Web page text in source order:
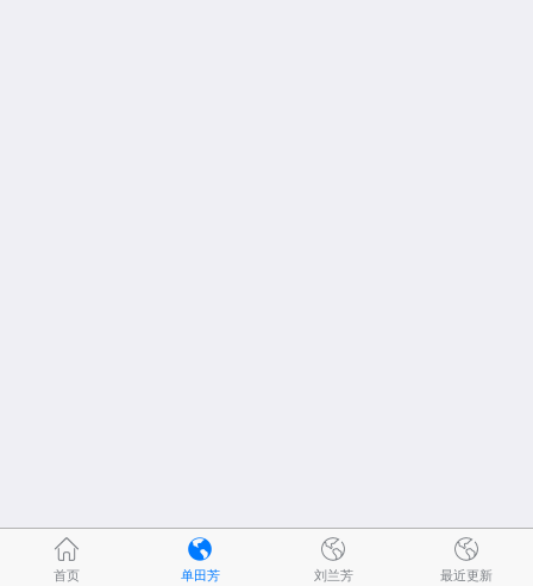
首页 单田芳 刘兰芳 最近更新